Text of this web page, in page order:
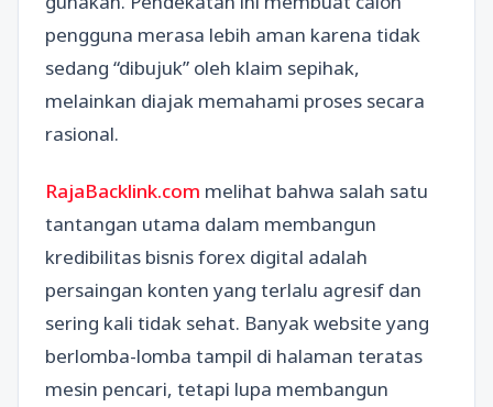
pengguna merasa lebih aman karena tidak
sedang “dibujuk” oleh klaim sepihak,
melainkan diajak memahami proses secara
rasional.
RajaBacklink.com melihat bahwa salah satu
tantangan utama dalam membangun
kredibilitas bisnis forex digital adalah
persaingan konten yang terlalu agresif dan
sering kali tidak sehat. Banyak website yang
berlomba-lomba tampil di halaman teratas
mesin pencari, tetapi lupa membangun